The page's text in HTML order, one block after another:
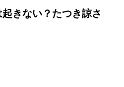
きない？たつき諒さ